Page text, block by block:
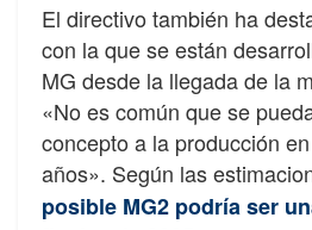
El directivo también ha
con la que se están
MG desde la llegada de la
«No es común que se
concepto a la producción
años». Según las
posible MG2 podría ser